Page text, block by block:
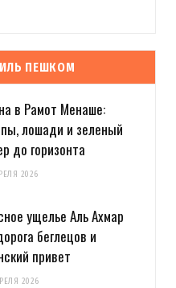
ПЕШКОМ
в Рамот Менаше:
лошади и зеленый
до горизонта
2026
ущелье Аль Ахмар
беглецов и
привет
2026